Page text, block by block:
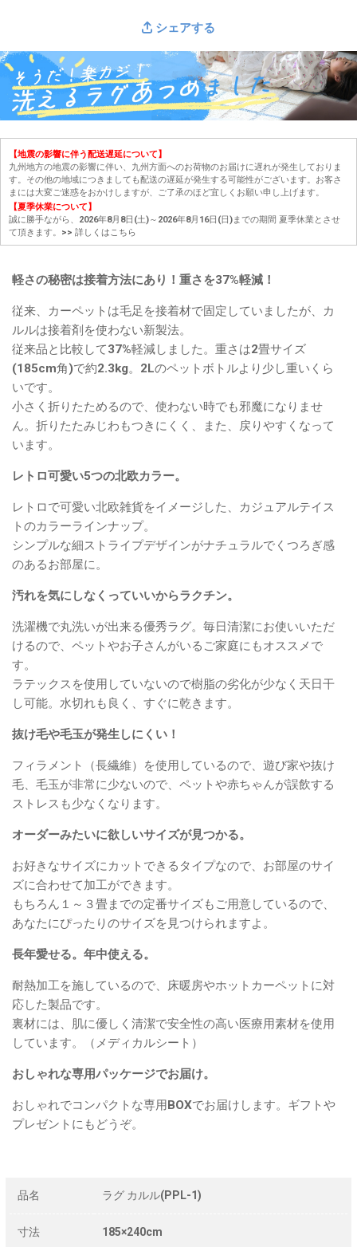
シェアする
【地震の影響に伴う配送遅延について】
九州地方の地震の影響に伴い、九州方面へのお荷物のお届けに遅れが発生しておりま
す。その他の地域につきましても配送の遅延が発生する可能性がございます。お客さ
まには大変ご迷惑をおかけしますが、ご了承のほど宜しくお願い申し上げます。
【夏季休業について】
誠に勝手ながら、2026年8月8日(土)～2026年8月16日(日)までの期間 夏季休業とさせ
て頂きます。 >> 詳しくはこちら
軽さの秘密は接着方法にあり！重さを37%軽減！
従来、カーペットは毛足を接着材で固定していましたが、カ
ルルは接着剤を使わない新製法。
従来品と比較して37%軽減しました。重さは2畳サイズ
(185cm角)で約2.3kg。2Lのペットボトルより少し重いくら
いです。
小さく折りたためるので、使わない時でも邪魔になりませ
ん。折りたたみじわもつきにくく、また、戻りやすくなって
います。
レトロ可愛い5つの北欧カラー。
レトロで可愛い北欧雑貨をイメージした、カジュアルテイス
トのカラーラインナップ。
シンプルな細ストライプデザインがナチュラルでくつろぎ感
のあるお部屋に。
汚れを気にしなくっていいからラクチン。
洗濯機で丸洗いが出来る優秀ラグ。毎日清潔にお使いいただ
けるので、ペットやお子さんがいるご家庭にもオススメで
す。
ラテックスを使用していないので樹脂の劣化が少なく天日干
し可能。水切れも良く、すぐに乾きます。
抜け毛や毛玉が発生しにくい！
フィラメント（長繊維）を使用しているので、遊び家や抜け
毛、毛玉が非常に少ないので、ペットや赤ちゃんが誤飲する
ストレスも少なくなります。
オーダーみたいに欲しいサイズが見つかる。
お好きなサイズにカットできるタイプなので、お部屋のサイ
ズに合わせて加工ができます。
もちろん１～３畳までの定番サイズもご用意しているので、
あなたにぴったりのサイズを見つけられますよ。
長年愛せる。年中使える。
耐熱加工を施しているので、床暖房やホットカーペットに対
応した製品です。
裏材には、肌に優しく清潔で安全性の高い医療用素材を使用
しています。（メディカルシート）
おしゃれな専用パッケージでお届け。
おしゃれでコンパクトな専用BOXでお届けします。ギフトや
プレゼントにもどうぞ。
品名 ラグ カルル(PPL-1)
寸法 185×240cm